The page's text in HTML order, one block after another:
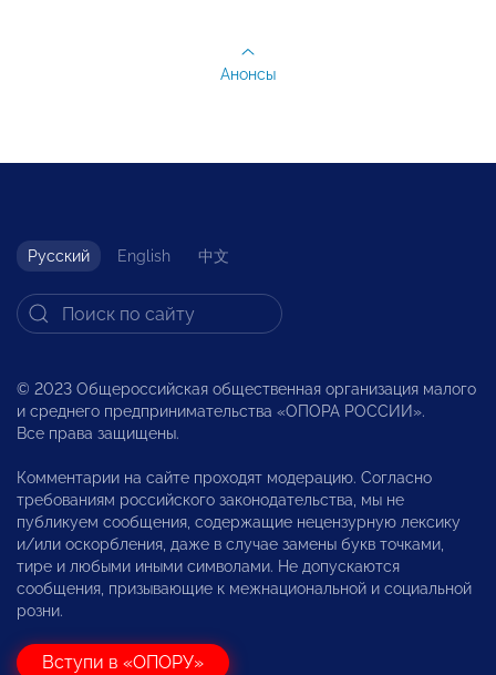
Анонсы
Русский English 中文
© 2023 Общероссийская общественная организация малого
и среднего предпринимательства «ОПОРА РОССИИ».
Все права защищены.
Комментарии на сайте проходят модерацию. Согласно
требованиям российского законодательства, мы не
публикуем сообщения, содержащие нецензурную лексику
и/или оскорбления, даже в случае замены букв точками,
тире и любыми иными символами. Не допускаются
сообщения, призывающие к межнациональной и социальной
розни.
Вступи в «ОПОРУ»